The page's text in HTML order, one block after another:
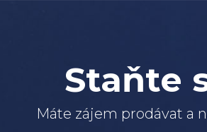
Staňte
Máte zájem prodávat a